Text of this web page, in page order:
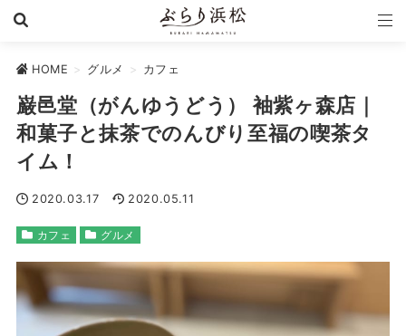
HOME > グルメ > カフェ
巌邑堂（がんゆうどう） 袖紫ヶ森店｜
和菓子と抹茶でのんびり至福の喫茶タ
イム！
2020.03.17 2020.05.11
カフェ グルメ